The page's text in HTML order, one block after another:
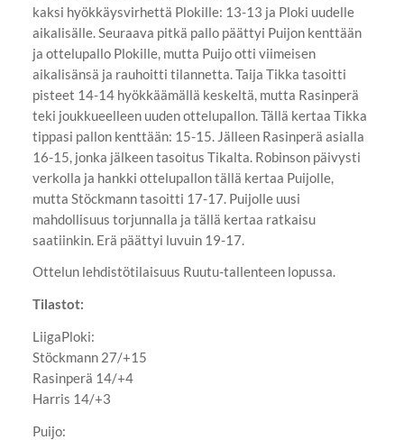
kaksi hyökkäysvirhettä Plokille: 13-13 ja Ploki uudelle
aikalisälle. Seuraava pitkä pallo päättyi Puijon kenttään
ja ottelupallo Plokille, mutta Puijo otti viimeisen
aikalisänsä ja rauhoitti tilannetta. Taija Tikka tasoitti
pisteet 14-14 hyökkäämällä keskeltä, mutta Rasinperä
teki joukkueelleen uuden ottelupallon. Tällä kertaa Tikka
tippasi pallon kenttään: 15-15. Jälleen Rasinperä asialla
16-15, jonka jälkeen tasoitus Tikalta. Robinson päivysti
verkolla ja hankki ottelupallon tällä kertaa Puijolle,
mutta Stöckmann tasoitti 17-17. Puijolle uusi
mahdollisuus torjunnalla ja tällä kertaa ratkaisu
saatiinkin. Erä päättyi luvuin 19-17.
Ottelun lehdistötilaisuus Ruutu-tallenteen lopussa.
Tilastot:
LiigaPloki:
Stöckmann 27/+15
Rasinperä 14/+4
Harris 14/+3
Puijo: